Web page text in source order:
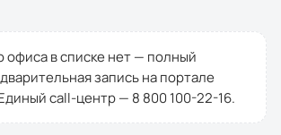
офиса в списке нет — полный
запись на портале
call-центр — 8 800 100-22-16.